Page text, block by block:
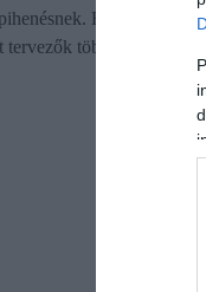
Egy friss,
tervezők több mint fele